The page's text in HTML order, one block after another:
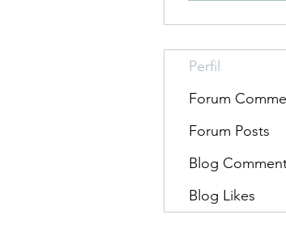
Perfil
Forum
Forum Posts
Blog
Blog Likes